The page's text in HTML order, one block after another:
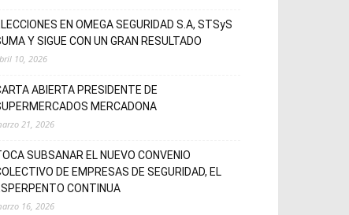
EN OMEGA SEGURIDAD S.A, STSyS
Y SIGUE CON UN GRAN RESULTADO
10, 2026
ABIERTA PRESIDENTE DE
MERCADONA
21, 2026
SUBSANAR EL NUEVO CONVENIO
DE EMPRESAS DE SEGURIDAD, EL
CONTINUA
16, 2026